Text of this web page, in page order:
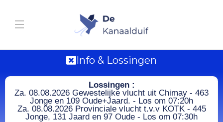
Info & Lossingen
Lossingen :
Za. 08.08.2026 Gewestelijke vlucht uit Chimay - 463
Jonge en 109 Oude+Jaard. - Los om 07:20h
Za. 08.08.2026 Provinciale vlucht t.v.v KOTK - 445
Jonge, 131 Jaard en 97 Oude - Los om 07:30h